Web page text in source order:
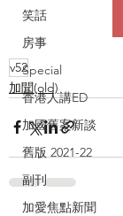
笑話
房事
Special
香港人講ED
加國舊案新談
舊版 2021-22
副刊
加愛焦點新聞
v52
加聞(old)